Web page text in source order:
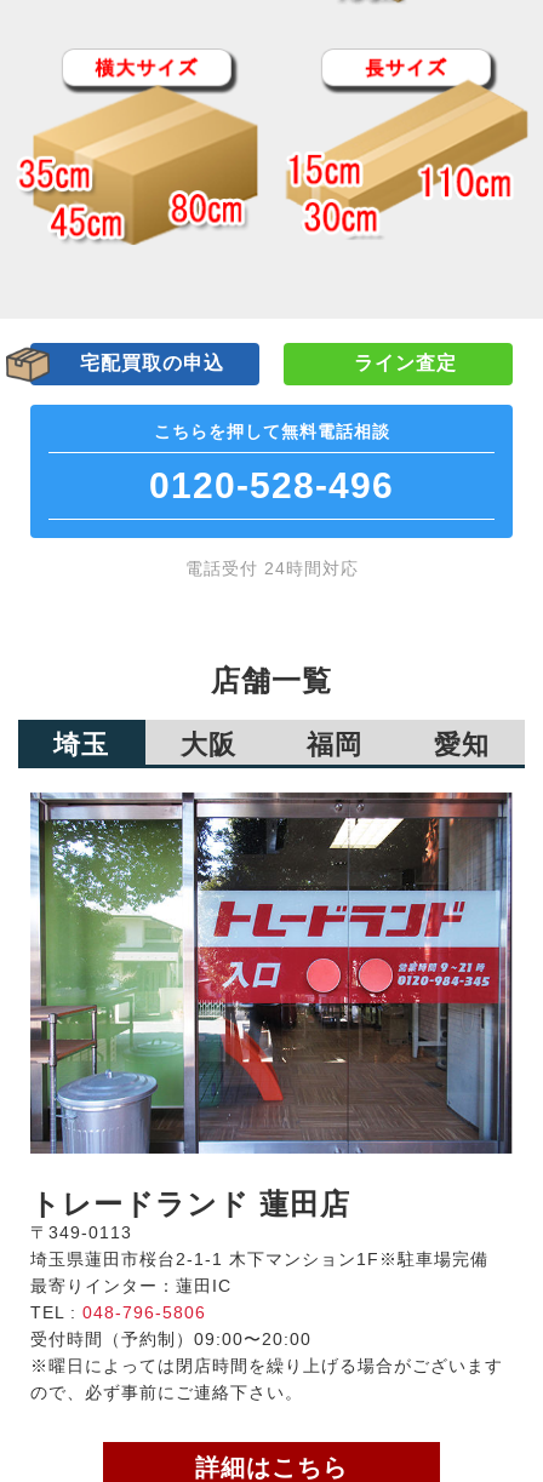
宅配買取の申込 ライン査定
こちらを押して無料電話相談
0120-528-496
電話受付 24時間対応
店舗一覧
埼玉 大阪 福岡 愛知
トレードランド 蓮田店
〒349-0113
埼玉県蓮田市桜台2-1-1 木下マンション1F※駐車場完備
最寄りインター：蓮田IC
TEL : 048-796-5806
受付時間（予約制）09:00〜20:00
※曜日によっては閉店時間を繰り上げる場合がございます
ので、必ず事前にご連絡下さい。
詳細はこちら